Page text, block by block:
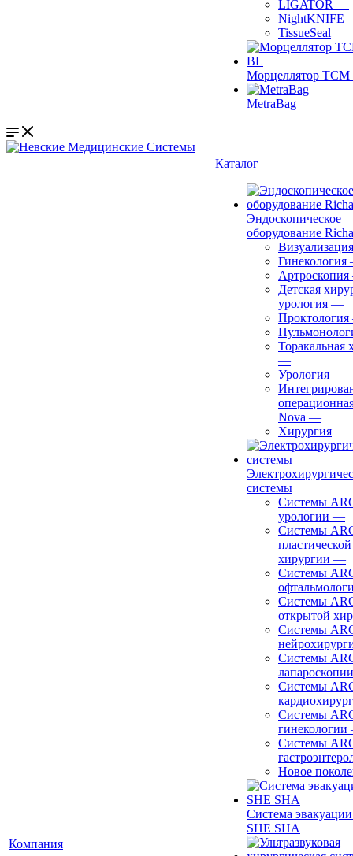
LIGATOR —
NightKNIFE
TissueSeal
Морцеллятор ТСМ
MetraBag
Компания
Каталог
Эндоскопическое
оборудование
Визуализация
Гинекология
Артроскопия
Детская
урология —
Проктология
Торакальная
—
Урология —
Nova —
Хирургия
системы
Системы
урологии —
Системы
пластической
хирургии —
Системы
Системы
открытой
Системы
Системы
лапароскопии
Системы
Системы
гинекологии
Системы
Новое
Система
SHE SHA